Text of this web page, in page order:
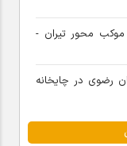
موکب محور تیران -
رضوی در چایخانه